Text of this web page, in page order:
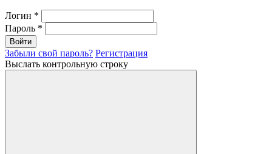
Логин *
Пароль *
Войти
Забыли свой пароль? Регистрация
Выслать контрольную строку